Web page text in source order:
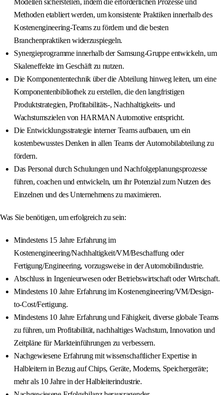
Modellen sicherstellen, indem die erforderlichen Prozesse und
Methoden etabliert werden, um konsistente Praktiken innerhalb des
Kostenengineering-Teams zu fördern und die besten
Branchenpraktiken widerzuspiegeln.
Synergieprogramme innerhalb der Samsung-Gruppe entwickeln, um
Skaleneffekte im Geschäft zu nutzen.
Die Komponententechnik über die Abteilung hinweg leiten, um eine
Komponentenbibliothek zu erstellen, die den langfristigen
Produktstrategien, Profitabilitäts-, Nachhaltigkeits- und
Wachstumszielen von HARMAN Automotive entspricht.
Die Entwicklungsstrategie interner Teams aufbauen, um ein
kostenbewusstes Denken in allen Teams der Automobilabteilung zu
fördern.
Das Personal durch Schulungen und Nachfolgeplanungsprozesse
führen, coachen und entwickeln, um ihr Potenzial zum Nutzen des
Einzelnen und des Unternehmens zu maximieren.
Was Sie benötigen, um erfolgreich zu sein:
Mindestens 15 Jahre Erfahrung im
Kostenengineering/Nachhaltigkeit/VM/Beschaffung oder
Fertigung/Engineering, vorzugsweise in der Automobilindustrie.
Abschluss in Ingenieurwesen oder Betriebswirtschaft oder Wirtschaft.
Mindestens 10 Jahre Erfahrung im Kostenengineering/VM/Design-
to-Cost/Fertigung.
Mindestens 10 Jahre Erfahrung und Fähigkeit, diverse globale Teams
zu führen, um Profitabilität, nachhaltiges Wachstum, Innovation und
Zeitpläne für Markteinführungen zu verbessern.
Nachgewiesene Erfahrung mit wissenschaftlicher Expertise in
Halbleitern in Bezug auf Chips, Geräte, Modems, Speichergeräte;
mehr als 10 Jahre in der Halbleiterindustrie.